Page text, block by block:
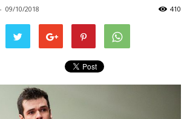
- 09/10/2018 410